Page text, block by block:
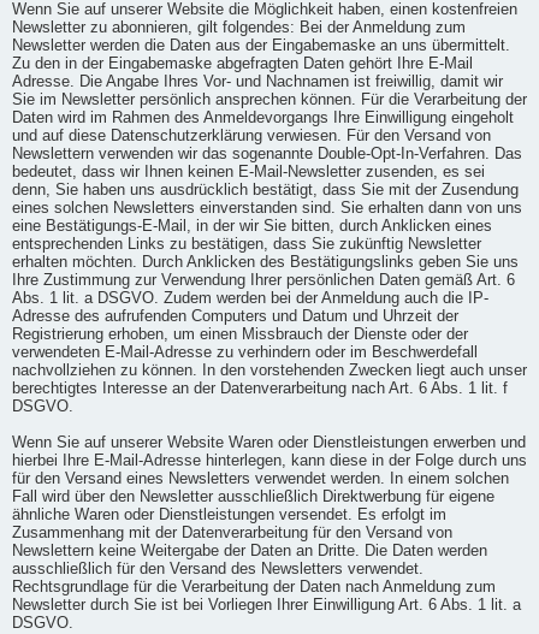
Wenn Sie auf unserer Website die Möglichkeit haben, einen kostenfreien
Newsletter zu abonnieren, gilt folgendes: Bei der Anmeldung zum
Newsletter werden die Daten aus der Eingabemaske an uns übermittelt.
Zu den in der Eingabemaske abgefragten Daten gehört Ihre E-Mail
Adresse. Die Angabe Ihres Vor- und Nachnamen ist freiwillig, damit wir
Sie im Newsletter persönlich ansprechen können. Für die Verarbeitung der
Daten wird im Rahmen des Anmeldevorgangs Ihre Einwilligung eingeholt
und auf diese Datenschutzerklärung verwiesen. Für den Versand von
Newslettern verwenden wir das sogenannte Double-Opt-In-Verfahren. Das
bedeutet, dass wir Ihnen keinen E-Mail-Newsletter zusenden, es sei
denn, Sie haben uns ausdrücklich bestätigt, dass Sie mit der Zusendung
eines solchen Newsletters einverstanden sind. Sie erhalten dann von uns
eine Bestätigungs-E-Mail, in der wir Sie bitten, durch Anklicken eines
entsprechenden Links zu bestätigen, dass Sie zukünftig Newsletter
erhalten möchten. Durch Anklicken des Bestätigungslinks geben Sie uns
Ihre Zustimmung zur Verwendung Ihrer persönlichen Daten gemäß Art. 6
Abs. 1 lit. a DSGVO. Zudem werden bei der Anmeldung auch die IP-
Adresse des aufrufenden Computers und Datum und Uhrzeit der
Registrierung erhoben, um einen Missbrauch der Dienste oder der
verwendeten E-Mail-Adresse zu verhindern oder im Beschwerdefall
nachvollziehen zu können. In den vorstehenden Zwecken liegt auch unser
berechtigtes Interesse an der Datenverarbeitung nach Art. 6 Abs. 1 lit. f
DSGVO.
Wenn Sie auf unserer Website Waren oder Dienstleistungen erwerben und
hierbei Ihre E-Mail-Adresse hinterlegen, kann diese in der Folge durch uns
für den Versand eines Newsletters verwendet werden. In einem solchen
Fall wird über den Newsletter ausschließlich Direktwerbung für eigene
ähnliche Waren oder Dienstleistungen versendet. Es erfolgt im
Zusammenhang mit der Datenverarbeitung für den Versand von
Newslettern keine Weitergabe der Daten an Dritte. Die Daten werden
ausschließlich für den Versand des Newsletters verwendet.
Rechtsgrundlage für die Verarbeitung der Daten nach Anmeldung zum
Newsletter durch Sie ist bei Vorliegen Ihrer Einwilligung Art. 6 Abs. 1 lit. a
DSGVO.